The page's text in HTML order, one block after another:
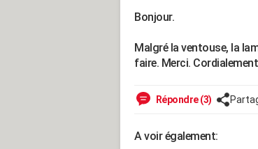
Bonjour.
Malgré la ventouse, la
faire. Merci. Cordialement
Répondre (3)
A voir également: